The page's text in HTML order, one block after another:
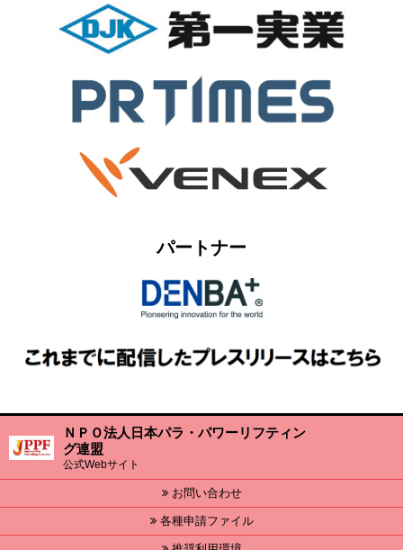
パートナー
ＮＰＯ法人日本パラ・パワーリフティン
グ連盟
公式Webサイト
お問い合わせ
各種申請ファイル